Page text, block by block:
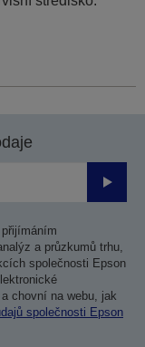
a průzkumů trhu,
společnosti Epson
chovní na webu, jak
společnosti Epson